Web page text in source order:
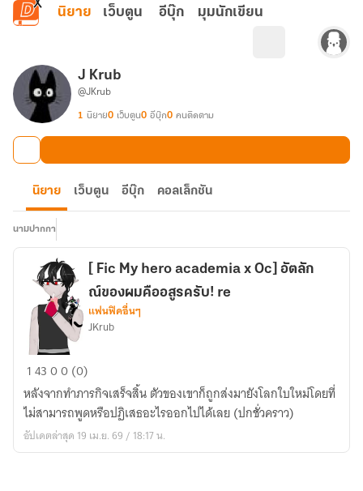
ข้ามไปยังเนื้อหาหลัก
นิยาย เว็บตูน อีบุ๊ก มุมนักเขียน
J Krub
@JKrub
1 นิยาย0 เว็บตูน0 อีบุ๊ก0 คนติดตาม
นิยาย เว็บตูน อีบุ๊ก คอลเล็กชัน
นามปากกา
Fic
My
hero
academia
[ Fic My hero academia x Oc] อัตลัก
ณ์ของผมคืออสูรครับ! re
แฟนฟิคอื่นๆ
JKrub
14300 (0)
หลังจากทำภารกิจเสร็จสิ้น ตัวของเขาก็ถูกส่งมายังโลกใบใหม่โดยที่
ไม่สามารถพูดหรือปฏิเสธอะไรออกไปได้เลย (ปกชั่วคราว)
อัปเดตล่าสุด 19 เม.ย. 69 / 18:17 น.